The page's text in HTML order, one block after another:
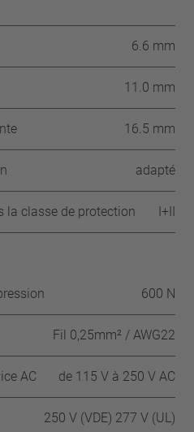
6.6 mm
11.0 mm
16.5 mm
adapté
la classe de protection I+II
600 N
Fil 0,25mm² / AWG22
AC de 115 V à 250 V AC
250 V (VDE) 277 V (UL)